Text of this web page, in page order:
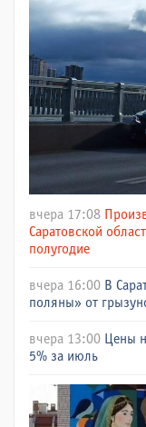
вчера 17:08
Саратовской
полугодие
вчера 16:00 В
поляны» от
вчера 13:00 Цены
5% за июль